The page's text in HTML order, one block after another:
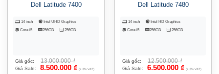
Dell Latitude 7400
14 inch
Intel UHD Graphics
Core i5
256GB 256GB
Giá gốc: 13.000.000₫
Giá Sale: 8.500.000 ₫ (+ 8% VAT)
Dell Latitude 7480
14 inch
Intel HD Graphics
Core i5
256GB 256GB
Giá gốc: 12.500.000₫
Giá Sale: 6.500.000 ₫ (+ 8% VAT)